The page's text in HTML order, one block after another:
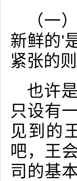
（一
新鲜的'
紧张的
也许
只设有
见到的
吧，王
司的基